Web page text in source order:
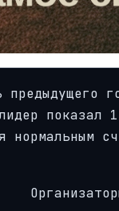
предыдущего
показал
нормальным